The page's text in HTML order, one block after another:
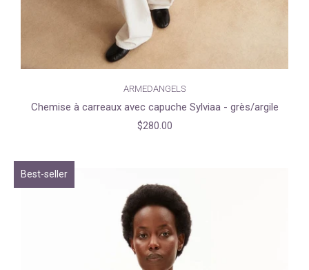
ARMEDANGELS
Chemise à carreaux avec capuche Sylviaa - grès/argile
$280.00
Best-seller